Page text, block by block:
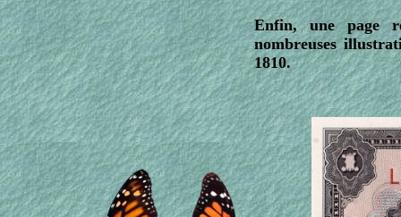
Enfin, une page
nombreuses
1810.